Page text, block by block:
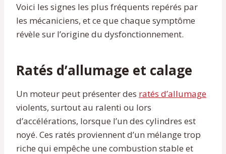
Voici les signes les plus fréquents repérés par
les mécaniciens, et ce que chaque symptôme
révèle sur l’origine du dysfonctionnement.
Ratés d’allumage et calage
Un moteur peut présenter des ratés d’allumage
violents, surtout au ralenti ou lors
d’accélérations, lorsque l’un des cylindres est
noyé. Ces ratés proviennent d’un mélange trop
riche qui empêche une combustion stable et